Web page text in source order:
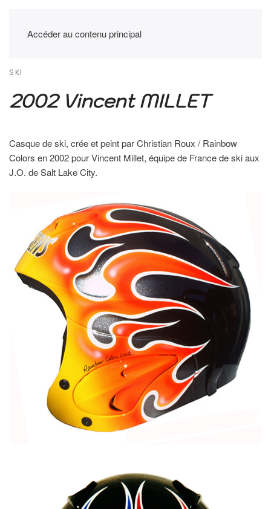
Accéder au contenu principal
SKI
2002 Vincent MILLET
Casque de ski, crée et peint par Christian Roux / Rainbow
Colors en 2002 pour Vincent Millet, équipe de France de ski aux
J.O. de Salt Lake City.